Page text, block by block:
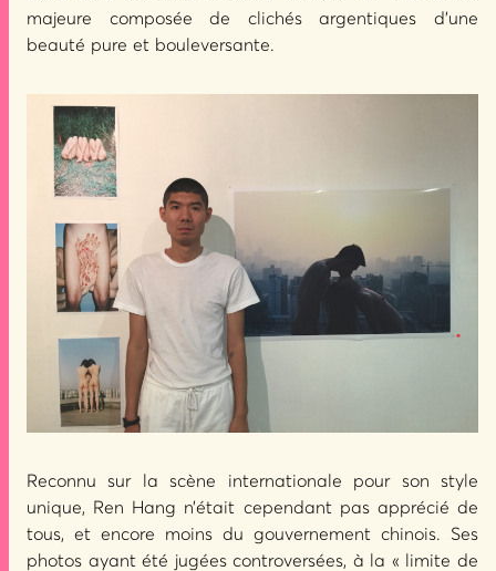
majeure composée de clichés argentiques d’une
beauté pure et bouleversante.
Reconnu sur la scène internationale pour son style
unique, Ren Hang n’était cependant pas apprécié de
tous, et encore moins du gouvernement chinois. Ses
photos ayant été jugées controversées, à la « limite de